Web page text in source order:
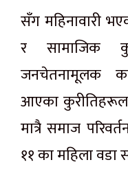
सँग महिनावारी
र सामाजिक
जनचेतनामूलक
आएका
मात्रै समाज
११ का महिला वडा